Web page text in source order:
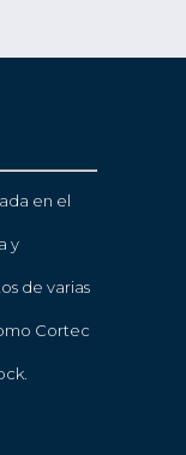
en el
y
de varias
Cortec